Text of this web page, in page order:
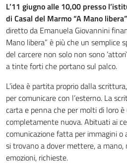
L’11 giugno alle 10,00 presso
di Casal del Marmo “A Mano libera”
diretto da Emanuela Giovannini
Mano libera” è più che un semplice
del carcere non solo non sono
a tinte forti che portano sul palco.
L’idea è partita proprio dalla
per comunicare con l’esterno. La
carta e penna che per molti di loro è
completamente nuova. Abituati ai
comunicazione fatta per immagini o
si trovano a dover mettere, a mano,
emozioni, richieste.